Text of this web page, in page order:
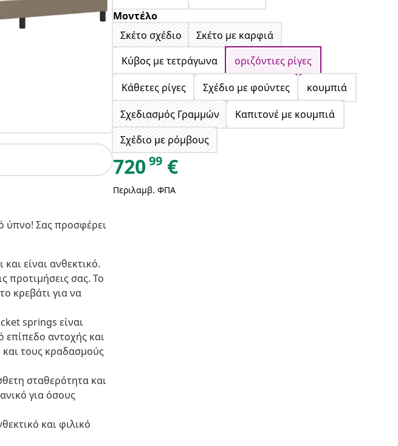
ύπνο! Σας προσφέρει
είναι ανθεκτικό.
προτιμήσεις σας. Το
κρεβάτι για να
springs είναι
αντοχής και
τους κραδασμούς
σταθερότητα και
για όσους
και φιλικό
Μοντέλο
Σκέτο σχέδιο
Σκέτο με καρφιά
Κύβος με τετράγωνα
οριζόντιες ρίγες
Κάθετες ρίγες
Σχέδιο με φούντες
κουμπιά
Σχεδιασμός Γραμμών
Καπιτονέ με κουμπιά
Σχέδιο με ρόμβους
72099 €
Περιλαμβ. ΦΠΑ